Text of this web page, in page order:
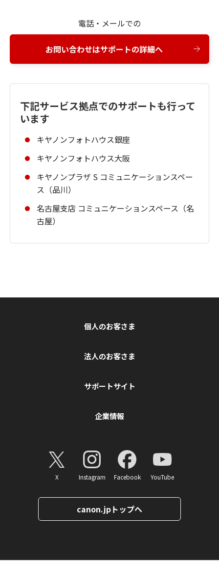
電話・メールでの
お問い合わせはサポートの詳細へ
下記サービス拠点でのサポートも行って
います
キヤノンフォトハウス銀座
キヤノンフォトハウス大阪
キヤノンプラザ S コミュニケーションスペー
ス（品川）
名古屋支店 コミュニケーションスペース（名
古屋）
個人のお客さま
法人のお客さま
サポートサイト
企業情報
X Instagram Facebook YouTube
canon.jpトップへ